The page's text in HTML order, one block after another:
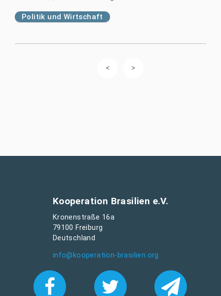
Politik und Wirtschaft
Kooperation Brasilien e.V.
Kronenstraße 16a
79100 Freiburg
Deutschland
info@kooperation-brasilien.org